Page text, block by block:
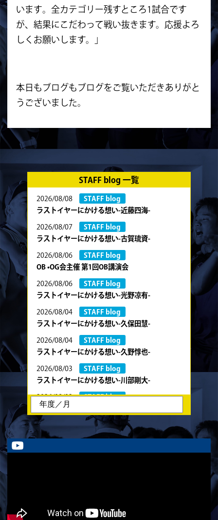
います。全カテゴリー残すところ1試合です
が、 結果にこだわって戦い抜きます。応援よろ
しくお願いします。」
本日もブログもブログをご覧いただきありがと
うございました。
STAFF blog 一覧
2026/08/08
STAFF blog
ラストイヤーにかける想い-近藤四海-
2026/08/07
STAFF blog
ラストイヤーにかける想い-古賀琉資-
2026/08/06
STAFF blog
OB •OG会主催 第1回OB講演会
2026/08/06
STAFF blog
ラストイヤーにかける想い-光野凉有-
2026/08/04
STAFF blog
ラストイヤーにかける想い-久保田慧-
2026/08/04
STAFF blog
ラストイヤーにかける想い-久野惇也-
2026/08/03
STAFF blog
ラストイヤーにかける想い-川部剛大-
2026/08/02
STAFF blog
ラストイヤーにかける想い-川畑直央征-
2026/08/01
STAFF blog
ラストイヤーにかける想い-香山創祐-
2026/07/30
STAFF blog
2026/07/28
STAFF blog